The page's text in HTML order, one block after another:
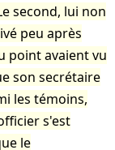
second, lui non
peu après
point avaient vu
son secrétaire
les témoins,
s'est
le